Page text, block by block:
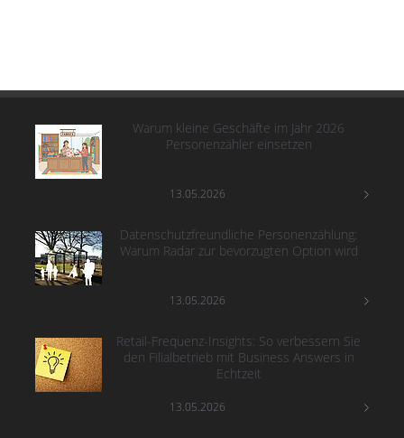
Warum kleine Geschäfte im Jahr 2026
Personenzähler einsetzen
13.05.2026
Datenschutzfreundliche Personenzählung:
Warum Radar zur bevorzugten Option wird
13.05.2026
Retail-Frequenz-Insights: So verbessern Sie
den Filialbetrieb mit Business Answers in
Echtzeit
13.05.2026